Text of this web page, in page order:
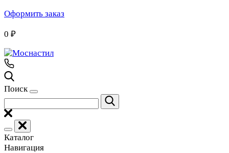
Оформить заказ
0 ₽
Поиск
Каталог
Навигация